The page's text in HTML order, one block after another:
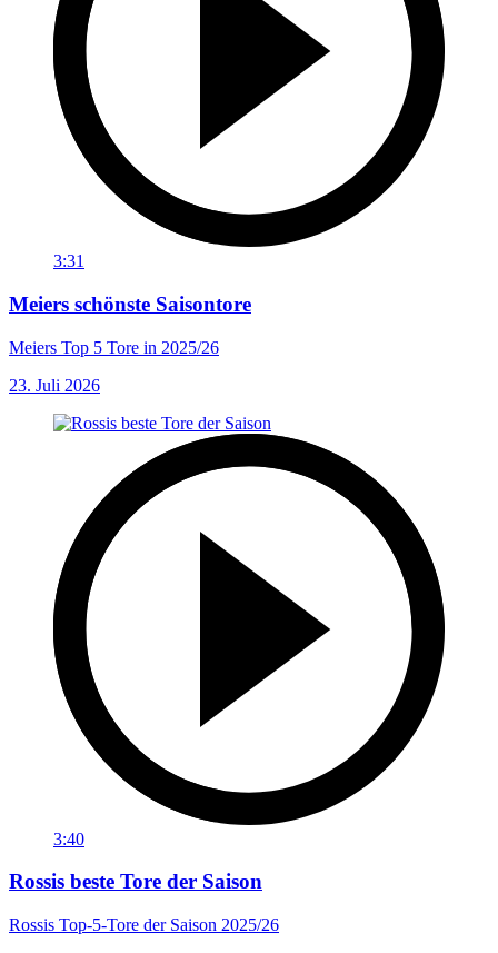
3:31
Meiers schönste Saisontore
Meiers Top 5 Tore in 2025/26
23. Juli 2026
3:40
Rossis beste Tore der Saison
Rossis Top-5-Tore der Saison 2025/26